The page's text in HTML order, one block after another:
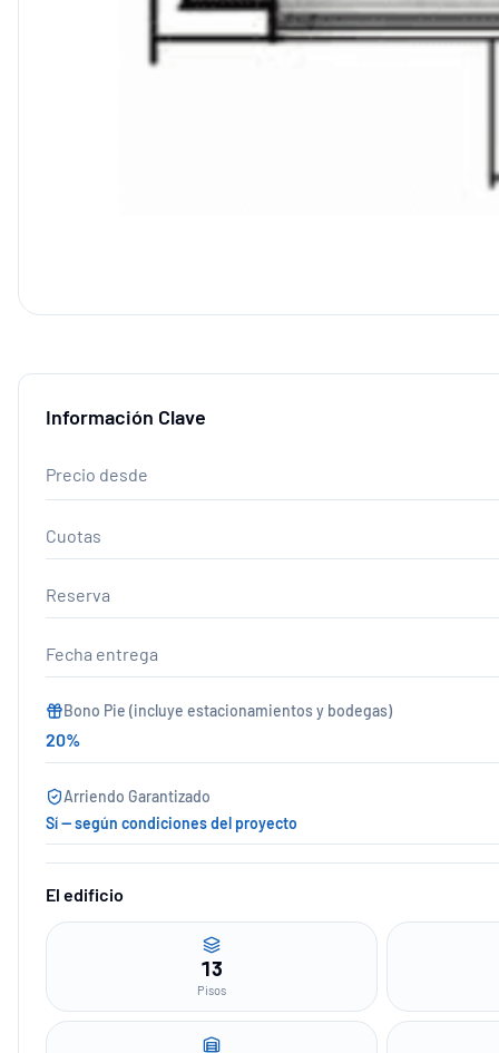
Información Clave
Precio desde
Cuotas
Reserva
Fecha entrega
Bono Pie (incluye estacionamientos y bodegas)
20%
Arriendo Garantizado
Sí — según condiciones del proyecto
El edificio
13
Pisos